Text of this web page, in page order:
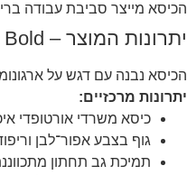
הכיסא מייצר סביבת עבודה
יתרונות המוצר – White Bold
הכיסא נבנה עם דגש על
יתרונות מרכזיים:
כיסא משרדי אורטופדי
גוף בצבע אפור־לבן
תמיכת גב תחתון